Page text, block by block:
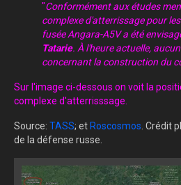
"Conformément aux études
complexe d'atterrissage pour
fusée Angara-A5V a été
Tatarie. À l'heure actuelle,
concernant la construction du
Sur l'image ci-dessous on voit la
complexe d'atterrisssage.
Source: TASS; et Roscosmos. Crédit
de la défense russe.